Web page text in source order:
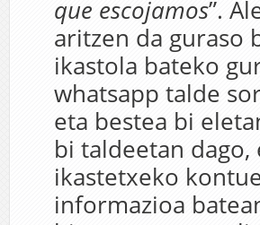
que escojamos”.
aritzen da guraso
ikastola bateko
whatsapp talde
eta bestea bi
bi taldeetan
ikastetxeko
informazioa